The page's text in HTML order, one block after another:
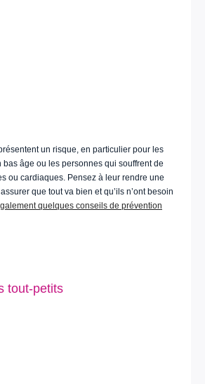
un risque, en particulier pour les
bas âge ou les personnes qui souffrent de
ou cardiaques. Pensez à leur rendre une
que tout va bien et qu’ils n’ont besoin
quelques conseils de prévention
tout-petits